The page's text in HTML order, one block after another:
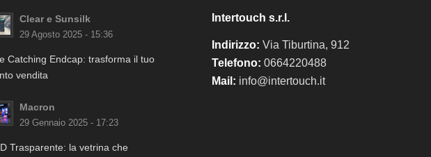
Clear e Sunsilk
29 Agosto 2025 - 15:36
Catching Endcap: trasforma il tuo
vendita
Macron
29 Gennaio 2025 - 17:23
Trasparente: la vetrina che
Intertouch s.r.l.
Indirizzo: Via Tiburtina, 912
Telefono: 0664220488
Mail: info@intertouch.it